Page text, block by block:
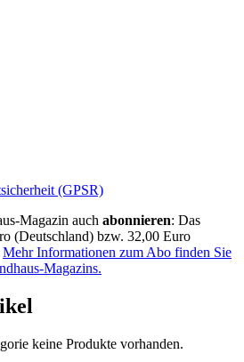
(GPSR)
Magazin auch abonnieren: Das
(Deutschland) bzw. 32,00 Euro
Mehr Informationen zum Abo finden Sie
Magazins.
keine Produkte vorhanden.